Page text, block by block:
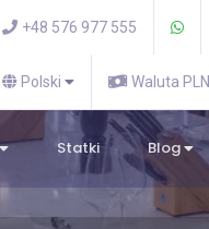
+48 576 977 555
Polski Waluta PLN
Statki Blog